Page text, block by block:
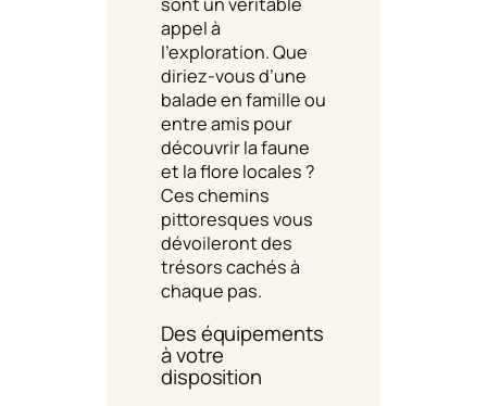
appel à
l’exploration. Que
diriez-vous d’une
balade en famille ou
entre amis pour
découvrir la faune
et la flore locales ?
Ces chemins
pittoresques vous
dévoileront des
trésors cachés à
chaque pas.
Des équipements
à votre
disposition